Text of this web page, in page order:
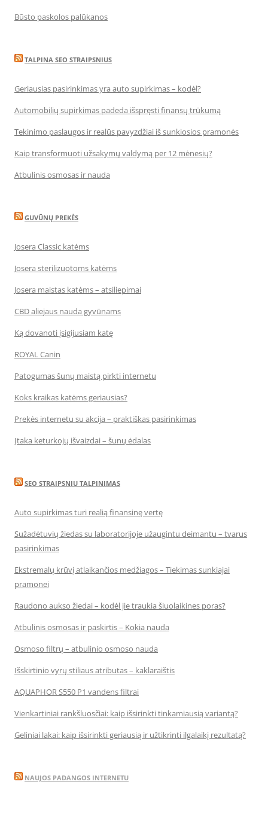
Būsto paskolos palūkanos
TALPINA SEO STRAIPSNIUS
Geriausias pasirinkimas yra auto supirkimas – kodėl?
Automobilių supirkimas padeda išspręsti finansų trūkumą
Tekinimo paslaugos ir realūs pavyzdžiai iš sunkiosios pramonės
Kaip transformuoti užsakymų valdymą per 12 mėnesių?
Atbulinis osmosas ir nauda
GUVŪNŲ PREKĖS
Josera Classic katėms
Josera sterilizuotoms katėms
Josera maistas katėms – atsiliepimai
CBD aliejaus nauda gyvūnams
Ką dovanoti įsigijusiam katę
ROYAL Canin
Patogumas šunų maistą pirkti internetu
Koks kraikas katėms geriausias?
Prekės internetu su akcija – praktiškas pasirinkimas
Įtaka keturkojų išvaizdai – šunų ėdalas
SEO STRAIPSNIU TALPINIMAS
Auto supirkimas turi realią finansinę vertę
Sužadėtuvių žiedas su laboratorijoje užaugintu deimantu – tvarus
pasirinkimas
Ekstremalų krūvį atlaikančios medžiagos – Tiekimas sunkiajai
pramonei
Raudono aukso žiedai – kodėl jie traukia šiuolaikines poras?
Atbulinis osmosas ir paskirtis – Kokia nauda
Osmoso filtrų – atbulinio osmoso nauda
Išskirtinio vyrų stiliaus atributas – kaklaraištis
AQUAPHOR S550 P1 vandens filtrai
Vienkartiniai rankšluosčiai: kaip išsirinkti tinkamiausią variantą?
Geliniai lakai: kaip išsirinkti geriausią ir užtikrinti ilgalaikį rezultatą?
NAUJOS PADANGOS INTERNETU